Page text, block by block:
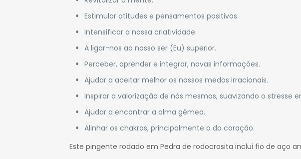
Estimular atitudes e pensamentos positivos.
Intensificar a nossa criatividade.
A ligar-nos ao nosso ser (Eu) superior.
Perceber, aprender e integrar, novas informações.
Ajudar a aceitar melhor os nossos medos irracionais.
Inspirar a valorização de nós mesmos, suavizando o stresse
Ajudar a encontrar a alma gémea.
Alinhar os chakras, principalmente o do coração.
Este pingente rodado em Pedra de rodocrosita inclui fio de aço